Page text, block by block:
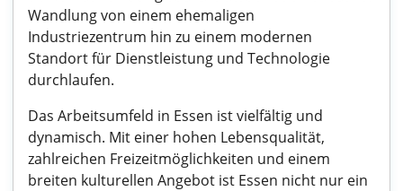
Wandlung von einem ehemaligen
Industriezentrum hin zu einem modernen
Standort für Dienstleistung und Technologie
durchlaufen.
Das Arbeitsumfeld in Essen ist vielfältig und
dynamisch. Mit einer hohen Lebensqualität,
zahlreichen Freizeitmöglichkeiten und einem
breiten kulturellen Angebot ist Essen nicht nur ein